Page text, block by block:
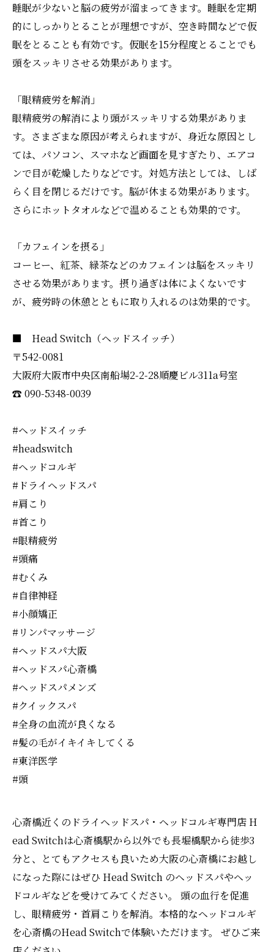
睡眠が少ないと脳の疲労が溜まってきます。睡眠を定期
的にしっかりとることが理想ですが、空き時間などで仮
眠をとることも有効です。仮眠を15分程度とることでも
頭をスッキリさせる効果があります。
「眼精疲労を解消」
眼精疲労の解消により頭がスッキリする効果がありま
す。さまざまな原因が考えられますが、身近な原因とし
ては、パソコン、スマホなど画面を見すぎたり、エアコ
ンで目が乾燥したりなどです。対処方法としては、しば
らく目を閉じるだけです。脳が休まる効果があります。
さらにホットタオルなどで温めることも効果的です。
「カフェインを摂る」
コーヒー、紅茶、緑茶などのカフェインは脳をスッキリ
させる効果があります。摂り過ぎは体によくないです
が、疲労時の休憩とともに取り入れるのは効果的です。
■ Head Switch（ヘッドスイッチ）
〒542-0081
大阪府大阪市中央区南船場2-2-28順慶ビル311a号室
☎︎ 090-5348-0039
#ヘッドスイッチ
#headswitch
#ヘッドコルギ
#ドライヘッドスパ
#肩こり
#首こり
#眼精疲労
#頭痛
#むくみ
#自律神経
#小顔矯正
#リンパマッサージ
#ヘッドスパ大阪
#ヘッドスパ心斎橋
#ヘッドスパメンズ
#クイックスパ
#全身の血流が良くなる
#髪の毛がイキイキしてくる
#東洋医学
#頭
心斎橋近くのドライヘッドスパ・ヘッドコルギ専門店 H
ead Switchは心斎橋駅から以外でも長堀橋駅から徒歩3
分と、とてもアクセスも良いため大阪の心斎橋にお越し
になった際にはぜひ Head Switch のヘッドスパやヘッ
ドコルギなどを受けてみてください。 頭の血行を促進
し、眼精疲労・首肩こりを解消。本格的なヘッドコルギ
を心斎橋のHead Switchで体験いただけます。 ぜひご来